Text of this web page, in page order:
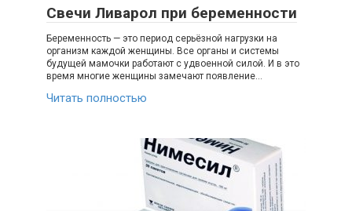
Свечи Ливарол при беременности
Беременность — это период серьёзной нагрузки на
организм каждой женщины. Все органы и системы
будущей мамочки работают с удвоенной силой. И в это
время многие женщины замечают появление…
Читать полностью